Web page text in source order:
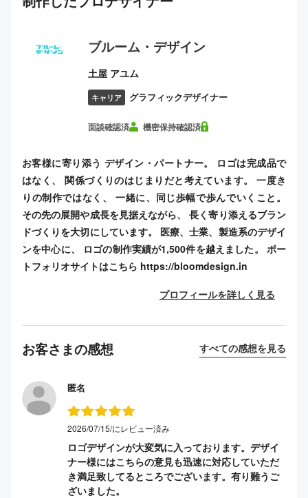
ブルーム・デザイン
土屋 アユム
キャリア グラフィックデザイナー
面談確認済 機密保持確認済
お客様に寄り添う デザイン・パートナー。 ロゴは完成品で
はなく、 関係づくりのはじまりだと考えています。 一度き
りの制作ではなく、 一緒に、同じ歩幅で歩んでいくこと。
その先の展開や成長を見据えながら、 長く寄り添えるブラン
ドづくりを大切にしています。 医療、士業、製造系のデザイ
ンを中心に、 ロゴの制作実績が1,500件を越えました。 ポー
トフォリオサイトはこちら https://bloomdesign.in
プロフィールを詳しく見る
お客さまの感想 すべての感想を見る
匿名
2026/07/15/にレビュー済み
ロゴデザインが大変気に入っております。デザイ
ナー様にはこちらの意見も迅速に対応していただ
き満足致してるところでございます。有り難うご
ざいました。